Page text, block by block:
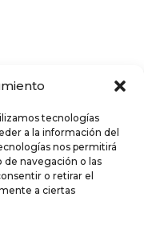
tecnologías
a la información del
nos permitirá
navegación o las
o retirar el
a ciertas